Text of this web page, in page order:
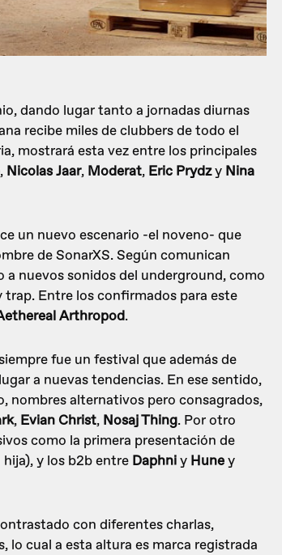
dando lugar tanto a jornadas diurnas
recibe miles de clubbers de todo el
mostrará esta vez entre los principales
, Nicolas Jaar, Moderat, Eric Prydzy Nina
un nuevo escenario -el noveno- que
de SonarXS. Según comunican
a nuevos sonidos del underground, como
trap. Entre los confirmados para este
Arthropod.
fue un festival que además de
a nuevas tendencias. En ese sentido,
nombres alternativos pero consagrados,
, Evian Christ, Nosaj Thing. Por otro
como la primera presentación de
y los b2b entre Daphniy Huney
con diferentes charlas,
lo cual a esta altura es marca registrada